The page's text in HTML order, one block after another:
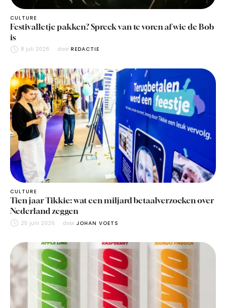
CULTURE
Festivalletje pakken? Spreek van te voren af wie de Bob
is
8 juli 2026 door REDACTIE
CULTURE
Tien jaar Tikkie: wat een miljard betaalverzoeken over
Nederland zeggen
25 juni 2026 door JOHAN VOETS